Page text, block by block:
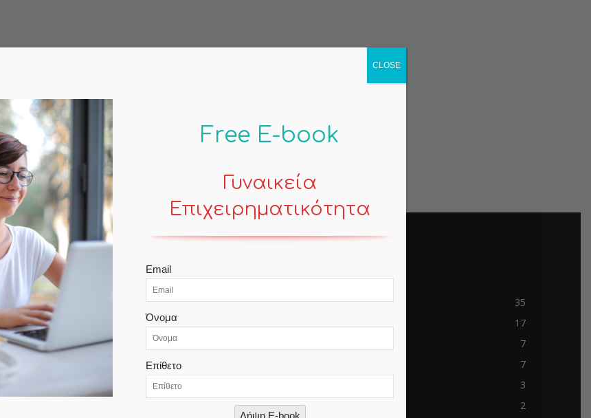
POPULAR POSTS
Γυναίκες στην ελληνική αγορά – Ο
Contemporary Life
Εργασία και μητρότητα στην
Ελλάδα του 2021
Contemporary Life
Contemporary Life
35
17
7
7
3
blokkfont.com
2
Free E-book
Γυναικεία
Επιχειρηματικότητα
Email
Όνομα
Επίθετο
Λήψη E-book
CLOSE